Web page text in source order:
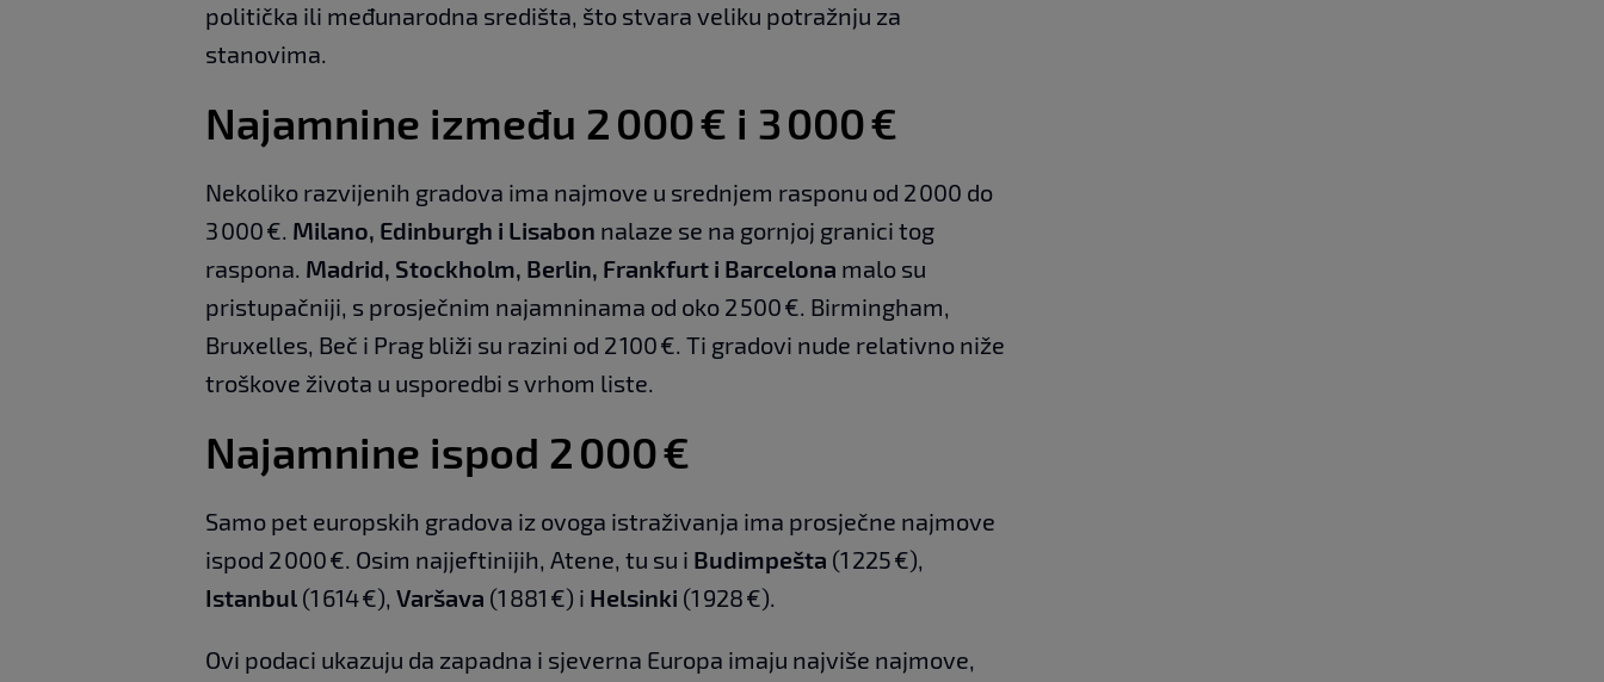
politička ili međunarodna središta, što stvara veliku potražnju za
stanovima.
Najamnine između 2 000 € i 3 000 €
Nekoliko razvijenih gradova ima najmove u srednjem rasponu od 2 000 do
3 000 €. Milano, Edinburgh i Lisabon nalaze se na gornjoj granici tog
raspona. Madrid, Stockholm, Berlin, Frankfurt i Barcelona malo su
pristupačniji, s prosječnim najamninama od oko 2 500 €. Birmingham,
Bruxelles, Beč i Prag bliži su razini od 2 100 €. Ti gradovi nude relativno niže
troškove života u usporedbi s vrhom liste.
Najamnine ispod 2 000 €
Samo pet europskih gradova iz ovoga istraživanja ima prosječne najmove
ispod 2 000 €. Osim najjeftinijih, Atene, tu su i Budimpešta (1 225 €),
Istanbul (1 614 €), Varšava (1 881 €) i Helsinki (1 928 €).
Ovi podaci ukazuju da zapadna i sjeverna Europa imaju najviše najmove,